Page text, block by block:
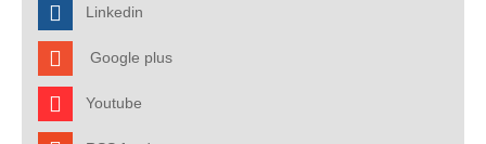
Linkedin
Google plus
Youtube